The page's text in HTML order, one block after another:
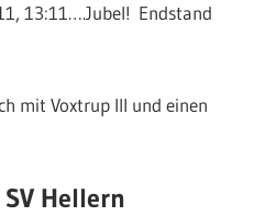
13:11….Jubel! Endstand
mit Voxtrup III und einen
SV Hellern